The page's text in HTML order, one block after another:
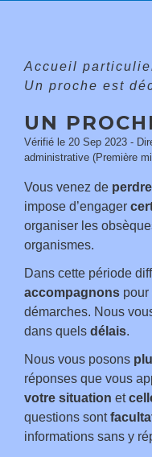
Accueil
Un proche est
UN
Vérifié le 20 Sep 2023 -
administrative (Première
Vous venez de perdre
impose d’engager
organiser les
organismes.
Dans cette période
accompagnons pour
démarches. Nous
dans quels délais.
Nous vous posons
réponses que vous
votre situation et
questions sont
informations sans y